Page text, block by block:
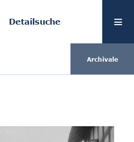
Detailsuche
Archivale